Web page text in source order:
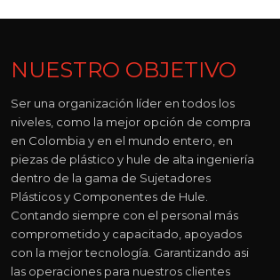
NUESTRO OBJETIVO
Ser una organización líder en todos los
niveles, como la mejor opción de compra
en Colombia y en el mundo entero, en
piezas de plástico y hule de alta ingeniería
dentro de la gama de Sujetadores
Plásticos y Componentes de Hule.
Contando siempre con el personal más
comprometido y capacitado, apoyados
con la mejor tecnología. Garantizando asi
las operaciones para nuestros clientes